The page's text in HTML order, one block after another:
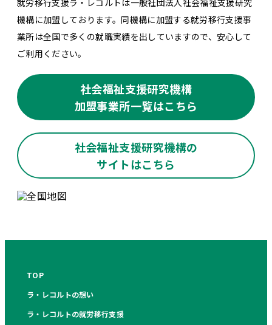
就労移行支援ラ・レコルトは一般社団法人社会福祉支援研究
機構に加盟しております。同機構に加盟する就労移行支援事
業所は全国で多くの就職実績を出していますので、安心して
ご利用ください。
社会福祉支援研究機構
加盟事業所一覧はこちら
社会福祉支援研究機構の
サイトはこちら
TOP
ラ・レコルトの想い
ラ・レコルトの就労移行支援